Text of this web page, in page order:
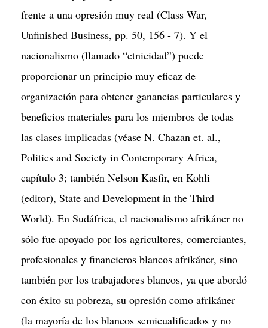
frente a una opresión muy real (Class War,
Unfinished Business, pp. 50, 156 - 7). Y el
nacionalismo (llamado “etnicidad”) puede
proporcionar un principio muy eficaz de
organización para obtener ganancias particulares y
beneficios materiales para los miembros de todas
las clases implicadas (véase N. Chazan et. al.,
Politics and Society in Contemporary Africa,
capítulo 3; también Nelson Kasfir, en Kohli
(editor), State and Development in the Third
World). En Sudáfrica, el nacionalismo afrikáner no
sólo fue apoyado por los agricultores, comerciantes,
profesionales y financieros blancos afrikáner, sino
también por los trabajadores blancos, ya que abordó
con éxito su pobreza, su opresión como afrikáner
(la mayoría de los blancos semicualificados y no